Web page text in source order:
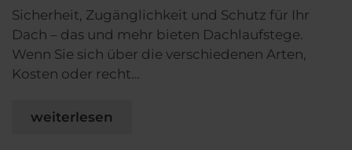
Sicherheit, Zugänglichkeit und Schutz für Ihr
Dach – das und mehr bieten Dachlaufstege.
Wenn Sie sich über die verschiedenen Arten,
Kosten oder recht…
weiterlesen